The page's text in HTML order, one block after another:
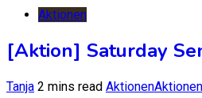
Aktionen
[Aktion] Saturday
Tanja 2 mins read AktionenAktionen